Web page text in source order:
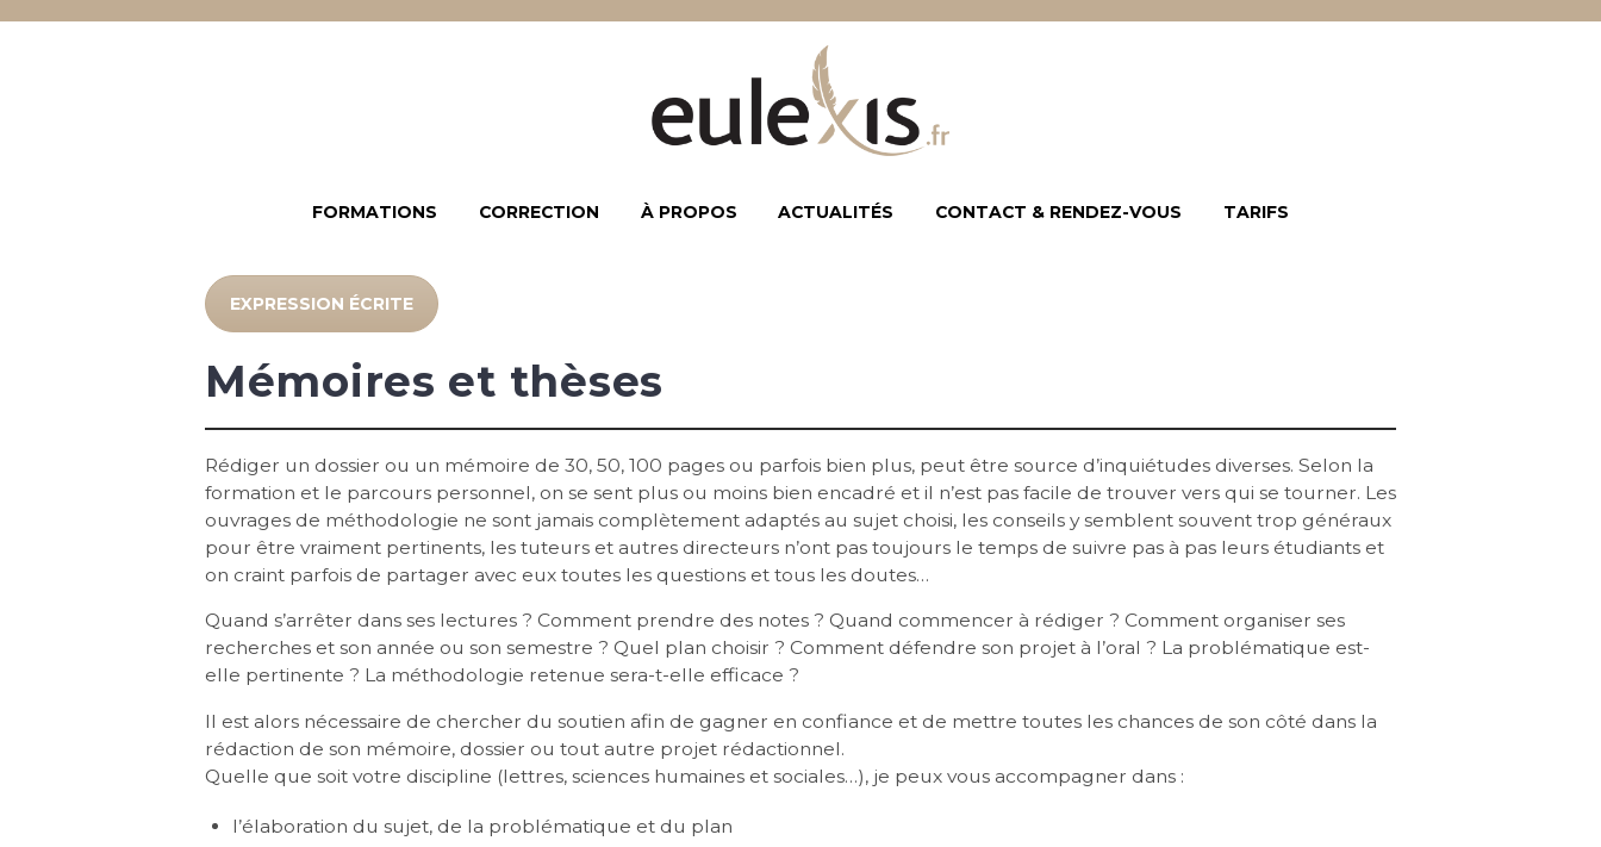
FORMATIONS CORRECTION À PROPOS ACTUALITÉS CONTACT & RENDEZ-VOUS TARIFS
EXPRESSION ÉCRITE
Mémoires et thèses
Rédiger un dossier ou un mémoire de 30, 50, 100 pages ou parfois bien plus, peut être source d’inquiétudes diverses. Selon la
formation et le parcours personnel, on se sent plus ou moins bien encadré et il n’est pas facile de trouver vers qui se tourner. Les
ouvrages de méthodologie ne sont jamais complètement adaptés au sujet choisi, les conseils y semblent souvent trop généraux
pour être vraiment pertinents, les tuteurs et autres directeurs n’ont pas toujours le temps de suivre pas à pas leurs étudiants et
on craint parfois de partager avec eux toutes les questions et tous les doutes…
Quand s’arrêter dans ses lectures ? Comment prendre des notes ? Quand commencer à rédiger ? Comment organiser ses
recherches et son année ou son semestre ? Quel plan choisir ? Comment défendre son projet à l’oral ? La problématique est-
elle pertinente ? La méthodologie retenue sera-t-elle efficace ?
Il est alors nécessaire de chercher du soutien afin de gagner en confiance et de mettre toutes les chances de son côté dans la
rédaction de son mémoire, dossier ou tout autre projet rédactionnel.
Quelle que soit votre discipline (lettres, sciences humaines et sociales…), je peux vous accompagner dans :
l’élaboration du sujet, de la problématique et du plan